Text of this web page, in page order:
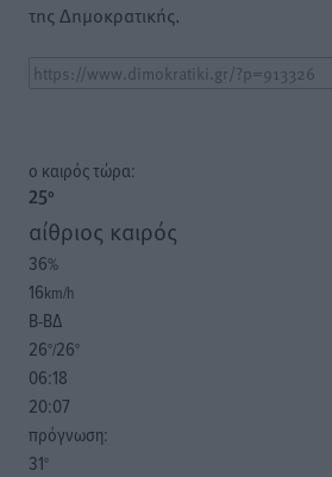
της Δημοκρατικής.
o καιρός τώρα:
25°
αίθριος καιρός
36%
16km/h
Β-ΒΔ
26°/26°
06:18
20:07
πρόγνωση:
31°